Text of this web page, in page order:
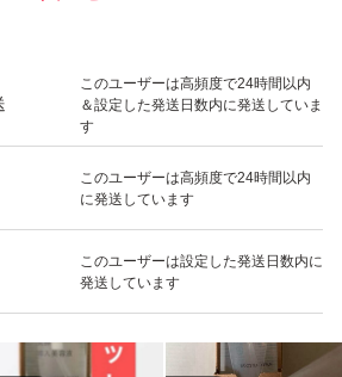
このユーザーは高頻度で24時間以内
＆設定した発送日数内に発送していま
す
このユーザーは高頻度で24時間以内
に発送しています
このユーザーは設定した発送日数内に
発送しています
いいね！
3,600